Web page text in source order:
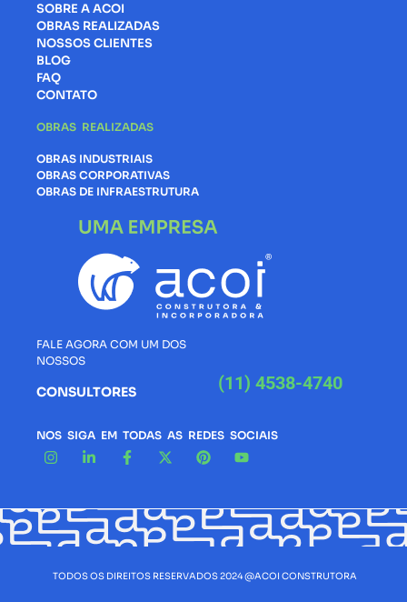
SOBRE A ACOI
OBRAS REALIZADAS
NOSSOS CLIENTES
BLOG
FAQ
CONTATO
OBRAS REALIZADAS
OBRAS INDUSTRIAIS
OBRAS CORPORATIVAS
OBRAS DE INFRAESTRUTURA
FALE AGORA COM UM DOS
NOSSOS
CONSULTORES (11) 4538-4740
NOS SIGA EM TODAS AS REDES SOCIAIS
TODOS OS DIREITOS RESERVADOS 2024 @ACOI CONSTRUTORA